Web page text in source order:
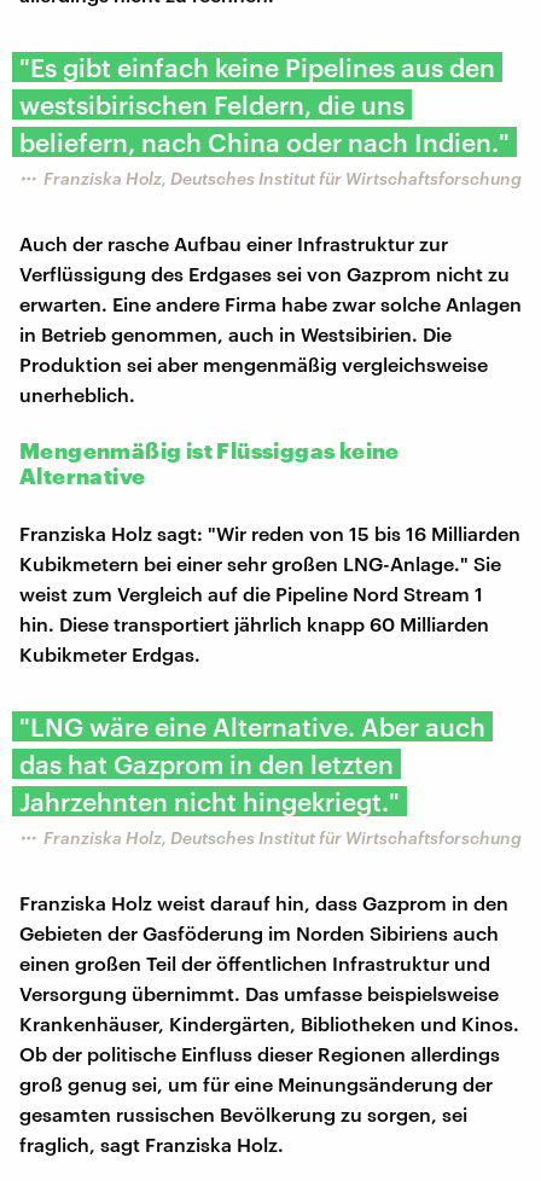
"Es gibt einfach keine Pipelines aus den
westsibirischen Feldern, die uns
beliefern, nach China oder nach Indien."
Franziska Holz, Deutsches Institut für Wirtschaftsforschung
Auch der rasche Aufbau einer Infrastruktur zur
Verflüssigung des Erdgases sei von Gazprom nicht zu
erwarten. Eine andere Firma habe zwar solche Anlagen
in Betrieb genommen, auch in Westsibirien. Die
Produktion sei aber mengenmäßig vergleichsweise
unerheblich.
Mengenmäßig ist Flüssiggas keine
Alternative
Franziska Holz sagt: "Wir reden von 15 bis 16 Milliarden
Kubikmetern bei einer sehr großen LNG-Anlage." Sie
weist zum Vergleich auf die Pipeline Nord Stream 1
hin. Diese transportiert jährlich knapp 60 Milliarden
Kubikmeter Erdgas.
"LNG wäre eine Alternative. Aber auch
das hat Gazprom in den letzten
Jahrzehnten nicht hingekriegt."
Franziska Holz, Deutsches Institut für Wirtschaftsforschung
Franziska Holz weist darauf hin, dass Gazprom in den
Gebieten der Gasföderung im Norden Sibiriens auch
einen großen Teil der öffentlichen Infrastruktur und
Versorgung übernimmt. Das umfasse beispielsweise
Krankenhäuser, Kindergärten, Bibliotheken und Kinos.
Ob der politische Einfluss dieser Regionen allerdings
groß genug sei, um für eine Meinungsänderung der
gesamten russischen Bevölkerung zu sorgen, sei
fraglich, sagt Franziska Holz.